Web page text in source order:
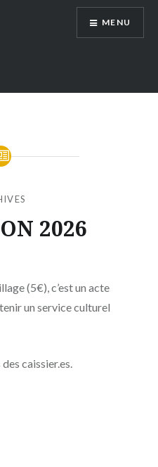
MENU
2026
MOÏSE
MAIGRET
FÉVRIER
2026
(5€), c’est un acte
un service culturel
caissier.es.